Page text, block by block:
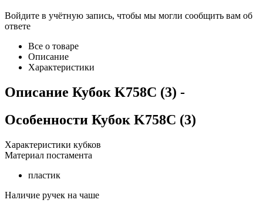
Войдите в учётную запись, чтобы мы могли сообщить вам об
ответе
Все о товаре
Описание
Характеристики
Описание Кубок K758C (3) -
Особенности Кубок K758C (3)
Характеристики кубков
Материал постамента
пластик
Наличие ручек на чаше